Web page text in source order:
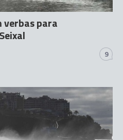
verbas para
9